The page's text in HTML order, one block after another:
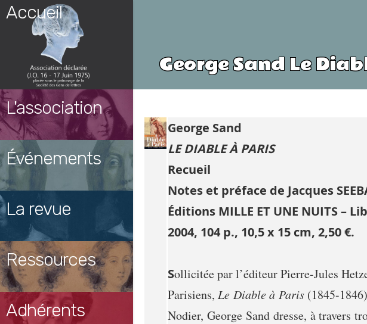
Skip
content
Accueil
L'association
Événements
La revue
Ressources
Adhérents
George Sand Le
George Sand
LE DIABLE À PARIS
Recueil
Notes et préface de Jacques
Éditions MILLE ET UNE NUITS –
2004, 104 p., 10,5 x 15 cm, 2,50 €.
Sollicitée par l’éditeur Pierre-Jules
Parisiens,Le Diable à Paris(1845-
Nodier, George Sand dresse, à travers